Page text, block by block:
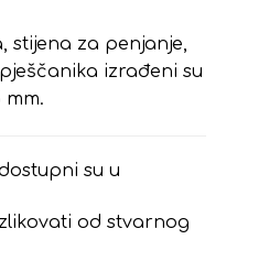
stijena za penjanje,
izrađeni su
su u
od stvarnog